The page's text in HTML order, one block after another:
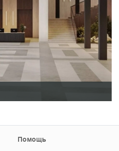
Помощь